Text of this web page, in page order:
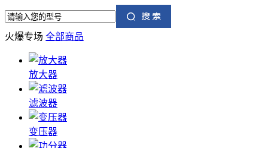
火爆专场 全部商品
放大器
滤波器
变压器